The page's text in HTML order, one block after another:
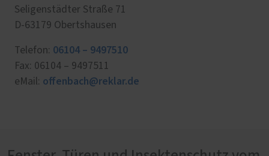
Seligenstädter Straße 71
D-63179 Obertshausen
Telefon: 06104 – 9497510
Fax: 06104 – 9497511
eMail: offenbach@reklar.de